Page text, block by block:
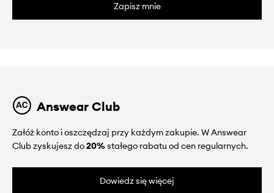
Zapisz mnie
Answear Club
Załóż konto i oszczędzaj przy każdym zakupie. W Answear
Club zyskujesz do20%stałego rabatu od cen regularnych.
Dowiedz się więcej